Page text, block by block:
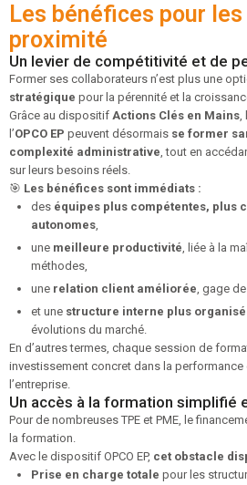
Les bénéfices pour
proximité
Un levier de compétitivité et de
Former ses collaborateurs n’est plus une
stratégique pour la pérennité et la
Grâce au dispositif Actions Clés en Mains,
l’OPCO EP peuvent désormais se former
complexité administrative, tout en
sur leurs besoins réels.
🎯 Les bénéfices sont immédiats :
des équipes plus compétentes, plus
autonomes,
une meilleure productivité, liée à la
méthodes,
une relation client améliorée, gage
et une structure interne plus
évolutions du marché.
En d’autres termes, chaque session de
investissement concret dans la performance
l’entreprise.
Un accès à la formation simplifié
Pour de nombreuses TPE et PME, le
la formation.
Avec le dispositif OPCO EP, cet obstacle
Prise en charge totale pour les